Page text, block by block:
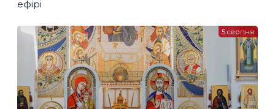
ефірі
5 серпня